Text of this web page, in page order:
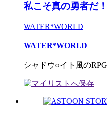
私こそ真の勇者だ！
WATER*WORLD
WATER*WORLD
シャドウ○イト風のRPG